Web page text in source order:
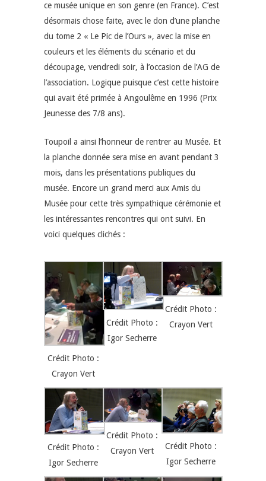
ce musée unique en son genre (en France). C’est
désormais chose faite, avec le don d’une planche
du tome 2 « Le Pic de l’Ours », avec la mise en
couleurs et les éléments du scénario et du
découpage, vendredi soir, à l’occasion de l’AG de
l’association. Logique puisque c’est cette histoire
qui avait été primée à Angoulême en 1996 (Prix
Jeunesse des 7/8 ans).
Toupoil a ainsi l’honneur de rentrer au Musée. Et
la planche donnée sera mise en avant pendant 3
mois, dans les présentations publiques du
musée. Encore un grand merci aux Amis du
Musée pour cette très sympathique cérémonie et
les intéressantes rencontres qui ont suivi. En
voici quelques clichés :
Crédit Photo :
Crayon Vert
Crédit Photo :
Igor Secherre
Crédit Photo :
Crayon Vert
Crédit Photo :
Igor Secherre
Crédit Photo :
Crayon Vert
Crédit Photo :
Igor Secherre